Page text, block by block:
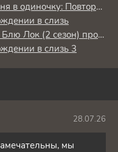
Поднятие уровня в одиночку: Повторное пробуждение
в слизь
Синяя тюрьма: Блю Лок (2 сезон) против юношеской сборной Японии
в слизь 3
28.07.26
мы